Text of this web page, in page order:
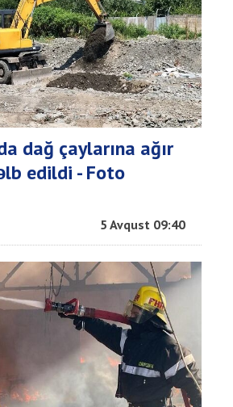
dağ çaylarına ağır
edildi - Foto
5 Avqust 09:40